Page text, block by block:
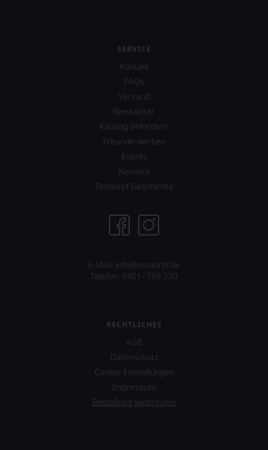
SERVICE
Kontakt
FAQs
Versand
Newsletter
Katalog anfordern
Freunde werben
Events
Karriere
Tesdorpf Geschichte
E-Mail: info@tesdorpf.de
Telefon: 0451- 799 270
RECHTLICHES
AGB
Datenschutz
Cookie-Einstellungen
Impressum
Bestellung widerrufen